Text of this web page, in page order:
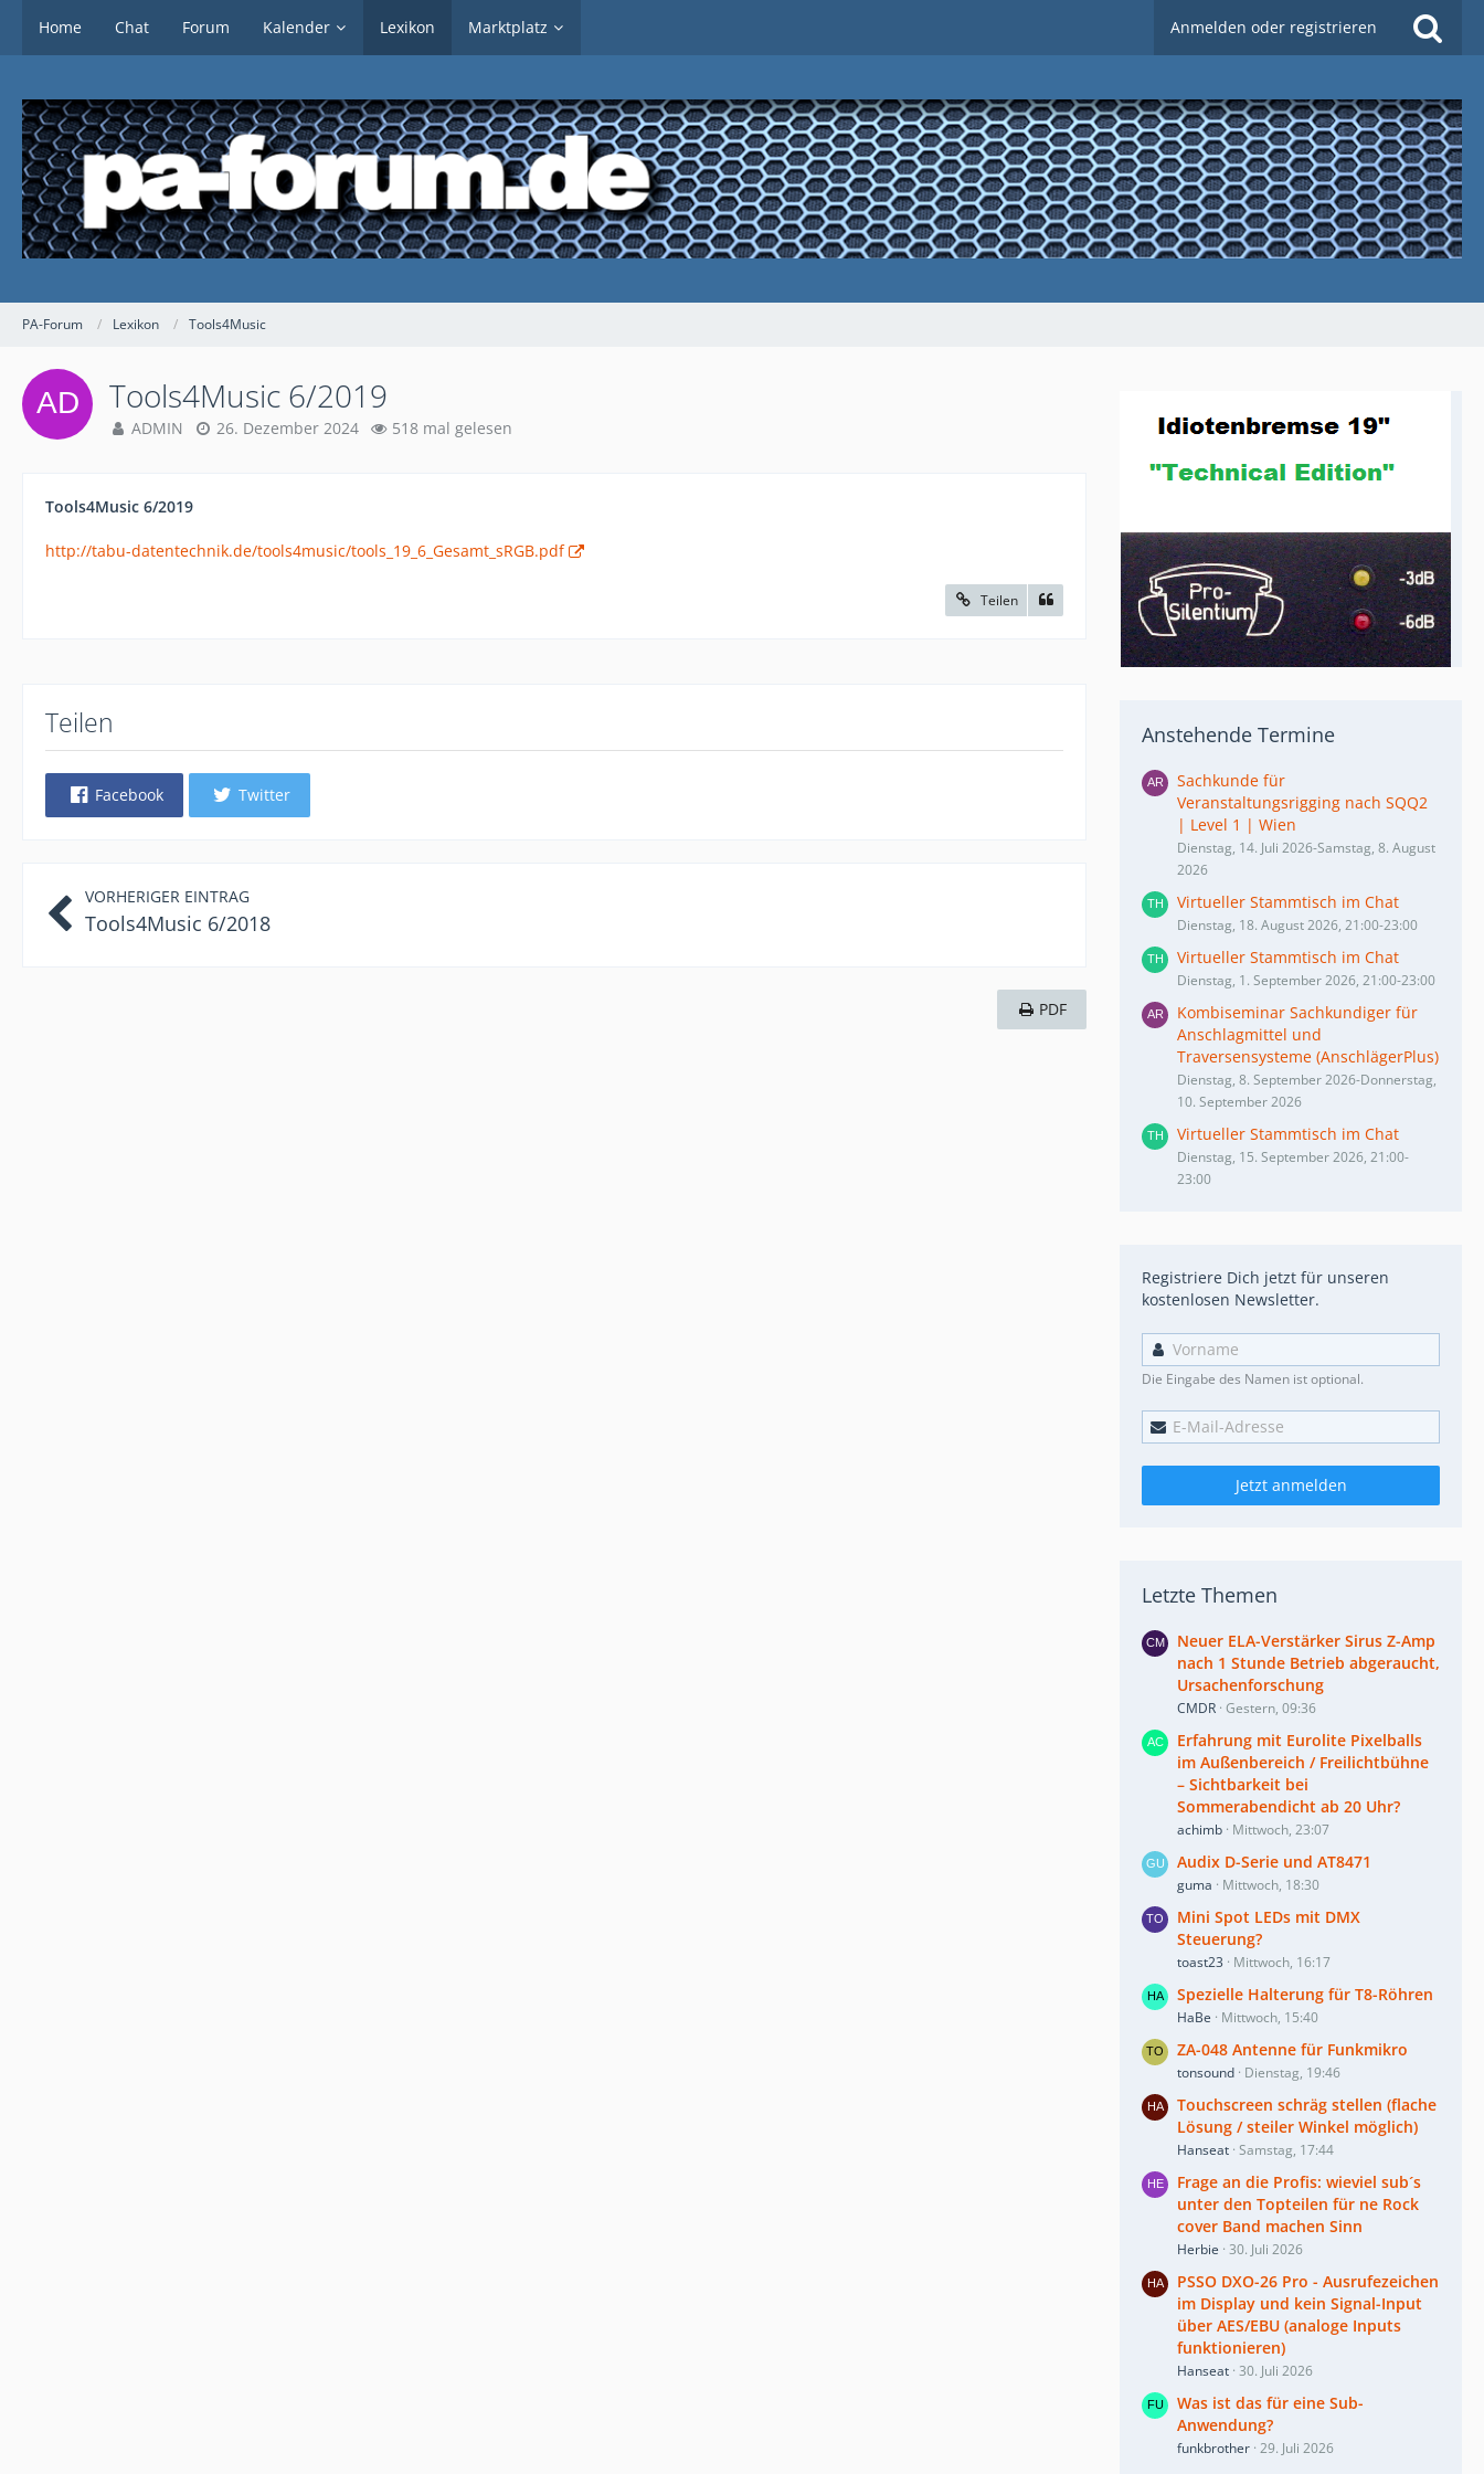
Home Chat Forum Kalender Lexikon Marktplatz Anmelden oder registrieren
PA-Forum Lexikon Tools4Music
Tools4Music 6/2019
ADMIN 26. Dezember 2024 518 mal gelesen
Tools4Music 6/2019
http://tabu-datentechnik.de/tools4music/tools_19_6_Gesamt_sRGB.pdf
Teilen
Teilen
Facebook Twitter
VORHERIGER EINTRAG
Tools4Music 6/2018
PDF
Anstehende Termine
Sachkunde für
Veranstaltungsrigging nach SQQ2
| Level 1 | Wien
Dienstag, 14. Juli 2026-Samstag, 8. August
2026
Virtueller Stammtisch im Chat
Dienstag, 18. August 2026, 21:00-23:00
Virtueller Stammtisch im Chat
Dienstag, 1. September 2026, 21:00-23:00
Kombiseminar Sachkundiger für
Anschlagmittel und
Traversensysteme (AnschlägerPlus)
Dienstag, 8. September 2026-Donnerstag,
10. September 2026
Virtueller Stammtisch im Chat
Dienstag, 15. September 2026, 21:00-
23:00
Registriere Dich jetzt für unseren
kostenlosen Newsletter.
Die Eingabe des Namen ist optional.
Jetzt anmelden
Letzte Themen
Neuer ELA-Verstärker Sirus Z-Amp
nach 1 Stunde Betrieb abgeraucht,
Ursachenforschung
CMDR Gestern, 09:36
Erfahrung mit Eurolite Pixelballs
im Außenbereich / Freilichtbühne
– Sichtbarkeit bei
Sommerabendicht ab 20 Uhr?
achimb Mittwoch, 23:07
Audix D-Serie und AT8471
guma Mittwoch, 18:30
Mini Spot LEDs mit DMX
Steuerung?
toast23 Mittwoch, 16:17
Spezielle Halterung für T8-Röhren
HaBe Mittwoch, 15:40
ZA-048 Antenne für Funkmikro
tonsound Dienstag, 19:46
Touchscreen schräg stellen (flache
Lösung / steiler Winkel möglich)
Hanseat Samstag, 17:44
Frage an die Profis: wieviel sub´s
unter den Topteilen für ne Rock
cover Band machen Sinn
Herbie 30. Juli 2026
PSSO DXO-26 Pro - Ausrufezeichen
im Display und kein Signal-Input
über AES/EBU (analoge Inputs
funktionieren)
Hanseat 30. Juli 2026
Was ist das für eine Sub-
Anwendung?
funkbrother 29. Juli 2026